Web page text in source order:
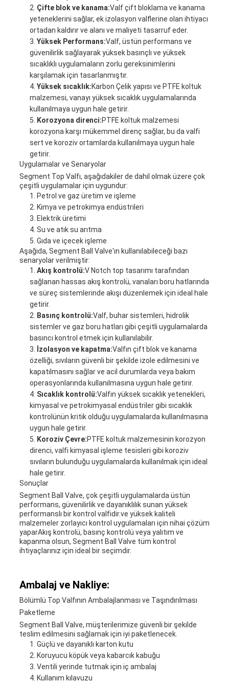
Çifte blok ve kanama:Valf çift bloklama ve kanama
yeteneklerini sağlar, ek izolasyon valflerine olan ihtiyacı
ortadan kaldırır ve alanı ve maliyeti tasarruf eder.
Yüksek Performans:Valf, üstün performans ve
güvenilirlik sağlayarak yüksek basınçlı ve yüksek
sıcaklıklı uygulamaların zorlu gereksinimlerini
karşılamak için tasarlanmıştır.
Yüksek sıcaklık:Karbon Çelik yapısı ve PTFE koltuk
malzemesi, vanayı yüksek sıcaklık uygulamalarında
kullanılmaya uygun hale getirir.
Korozyona direnci:PTFE koltuk malzemesi
korozyona karşı mükemmel direnç sağlar, bu da valfi
sert ve koroziv ortamlarda kullanılmaya uygun hale
getirir.
Uygulamalar ve Senaryolar
Segment Top Valfı, aşağıdakiler de dahil olmak üzere çok
çeşitli uygulamalar için uygundur:
Petrol ve gaz üretim ve işleme
Kimya ve petrokimya endüstrileri
Elektrik üretimi
Su ve atık su arıtma
Gıda ve içecek işleme
Aşağıda, Segment Ball Valve'ın kullanılabileceği bazı
senaryolar verilmiştir:
Akış kontrolü:V Notch top tasarımı tarafından
sağlanan hassas akış kontrolü, vanaları boru hatlarında
ve süreç sistemlerinde akışı düzenlemek için ideal hale
getirir.
Basınç kontrolü:Valf, buhar sistemleri, hidrolik
sistemler ve gaz boru hatları gibi çeşitli uygulamalarda
basıncı kontrol etmek için kullanılabilir.
İzolasyon ve kapatma:Valfın çift blok ve kanama
özelliği, sıvıların güvenli bir şekilde izole edilmesini ve
kapatılmasını sağlar ve acil durumlarda veya bakım
operasyonlarında kullanılmasına uygun hale getirir.
Sıcaklık kontrolü:Valfın yüksek sıcaklık yetenekleri,
kimyasal ve petrokimyasal endüstriler gibi sıcaklık
kontrolünün kritik olduğu uygulamalarda kullanılmasına
uygun hale getirir.
Koroziv Çevre:PTFE koltuk malzemesinin korozyon
direnci, valfi kimyasal işleme tesisleri gibi koroziv
sıvıların bulunduğu uygulamalarda kullanılmak için ideal
hale getirir.
Sonuçlar
Segment Ball Valve, çok çeşitli uygulamalarda üstün
performans, güvenilirlik ve dayanıklılık sunan yüksek
performanslı bir kontrol valfidir.ve yüksek kaliteli
malzemeler zorlayıcı kontrol uygulamaları için nihai çözüm
yaparAkış kontrolü, basınç kontrolü veya yalıtım ve
kapanma olsun, Segment Ball Valve tüm kontrol
ihtiyaçlarınız için ideal bir seçimdir.
Ambalaj ve Nakliye:
Bölümlü Top Valfının Ambalajlanması ve Taşındırılması
Paketleme
Segment Ball Valve, müşterilerimize güvenli bir şekilde
teslim edilmesini sağlamak için iyi paketlenecek.
Güçlü ve dayanıklı karton kutu
Koruyucu köpük veya kabarcık kabuğu
Ventili yerinde tutmak için iç ambalaj
Kullanım kılavuzu